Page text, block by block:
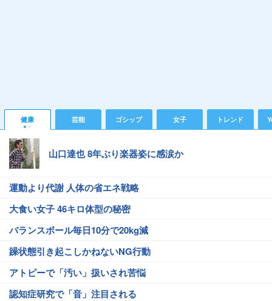
健康 芸能 ゴシップ 女子 トレンド
山口達也 8年ぶり楽器姿に感涙か
運動より代謝 人体の省エネ戦略
大食い女子 46キロ体型の秘密
バランスボール毎日10分で20kg減
躁状態引き起こしかねないNG行動
アトピーで「汚い」扱いされ苦悩
認知症研究で「音」注目される